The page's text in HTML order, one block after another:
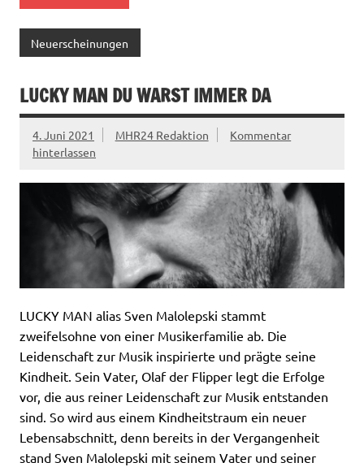
Neuerscheinungen
LUCKY MAN DU WARST IMMER DA
4. Juni 2021 MHR24 Redaktion
Kommentar
hinterlassen
LUCKY MAN alias Sven Malolepski stammt
zweifelsohne von einer Musikerfamilie ab. Die
Leidenschaft zur Musik inspirierte und prägte seine
Kindheit. Sein Vater, Olaf der Flipper legt die Erfolge
vor, die aus reiner Leidenschaft zur Musik entstanden
sind. So wird aus einem Kindheitstraum ein neuer
Lebensabschnitt, denn bereits in der Vergangenheit
stand Sven Malolepski mit seinem Vater und seiner